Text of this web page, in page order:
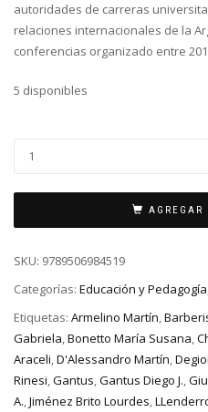
autoridades de carreras
relaciones internacionales de la
conferencias organizado entre
5 disponibles
AGREGAR
SKU: 9789506984519
Categorías: Educación y Pedagogía
Etiquetas: Armelino Martín,
Gabriela,Bonetto María Susana,
Araceli,D'Alessandro Martín,
Rinesi,Gantus,Gantus Diego J.,
A.,Jiménez Brito Lourdes,